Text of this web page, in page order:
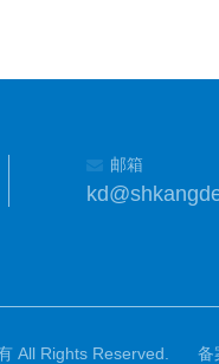
邮箱
All Rights Reserved.
备